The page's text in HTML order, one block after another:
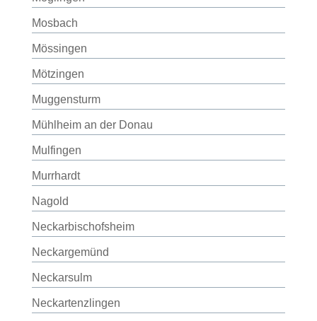
Mosbach
Mössingen
Mötzingen
Muggensturm
Mühlheim an der Donau
Mulfingen
Murrhardt
Nagold
Neckarbischofsheim
Neckargemünd
Neckarsulm
Neckartenzlingen